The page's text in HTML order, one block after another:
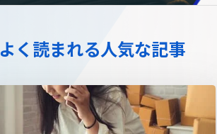
拡張プラグイン一覧
よく読まれる人気な記事